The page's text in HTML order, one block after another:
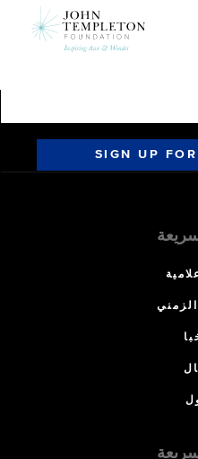
SIGN UP